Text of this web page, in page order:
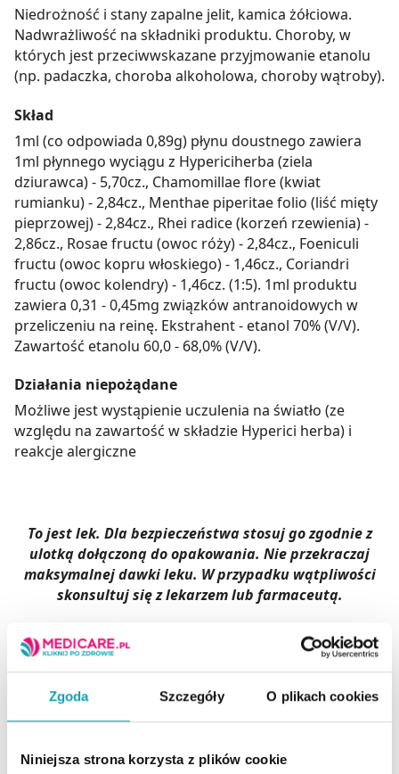
Zgoda Szczegóły O plikach cookies
Niniejsza strona korzysta z plików cookie
Niedrożność i stany zapalne jelit, kamica żółciowa.
Nadwrażliwość na składniki produktu. Choroby, w
których jest przeciwwskazane przyjmowanie etanolu
(np. padaczka, choroba alkoholowa, choroby wątroby).
Skład
1ml (co odpowiada 0,89g) płynu doustnego zawiera
1ml płynnego wyciągu z Hypericiherba (ziela
dziurawca) - 5,70cz., Chamomillae flore (kwiat
rumianku) - 2,84cz., Menthae piperitae folio (liść mięty
pieprzowej) - 2,84cz., Rhei radice (korzeń rzewienia) -
2,86cz., Rosae fructu (owoc róży) - 2,84cz., Foeniculi
fructu (owoc kopru włoskiego) - 1,46cz., Coriandri
fructu (owoc kolendry) - 1,46cz. (1:5). 1ml produktu
zawiera 0,31 - 0,45mg związków antranoidowych w
przeliczeniu na reinę. Ekstrahent - etanol 70% (V/V).
Zawartość etanolu 60,0 - 68,0% (V/V).
Działania niepożądane
Możliwe jest wystąpienie uczulenia na światło (ze
względu na zawartość w składzie Hyperici herba) i
reakcje alergiczne
To jest lek. Dla bezpieczeństwa stosuj go zgodnie z
ulotką dołączoną do opakowania. Nie przekraczaj
maksymalnej dawki leku. W przypadku wątpliwości
skonsultuj się z lekarzem lub farmaceutą.
Ilość / masa / pojemność
netto:
Producent / Podmiot
HERBAPOL
Postać:
Płyn doustny